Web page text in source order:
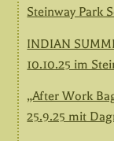
Steinway Park
INDIAN
10.10.25 im
„After Work
25.9.25 mit